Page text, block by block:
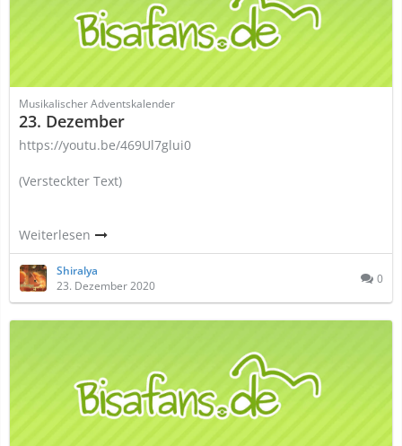
Musikalischer Adventskalender
23. Dezember
https://youtu.be/469Ul7glui0
(Versteckter Text)
Weiterlesen
Shiralya
23. Dezember 2020
0